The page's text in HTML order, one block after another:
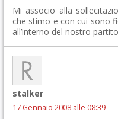
Mi associo alla
che stimo e con cui sono
all’interno del nostro
stalker
17 Gennaio 2008 alle 08:39